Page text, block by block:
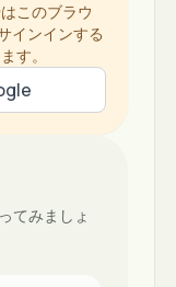
このブラウ
インインする
す。
てみましょ